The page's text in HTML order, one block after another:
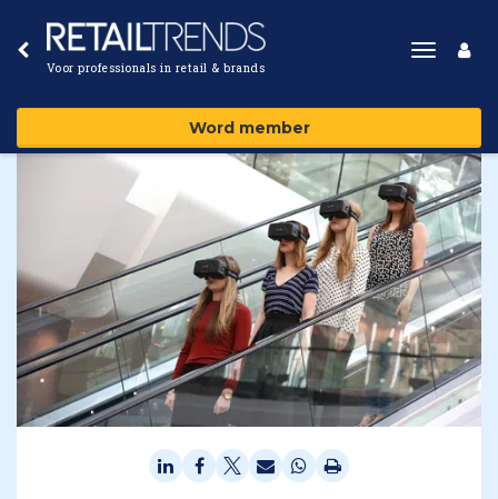
Voor professionals in retail & brands
Toggle
Word member